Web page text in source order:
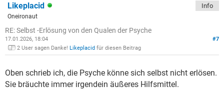
Likeplacid
Oneironaut
Info
RE: Selbst -Erlösung von den Qualen der Psyche
#7
17.01.2026, 18:04
2 User sagen Danke! Likeplacid für diesen Beitrag
Oben schrieb ich, die Psyche könne sich selbst nicht erlösen.
Sie bräuchte immer irgendein äußeres Hilfsmittel.